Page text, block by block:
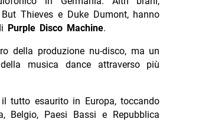
Thieves e Duke Dumont, hanno
Purple Disco Machine.
della produzione nu-disco, ma un
musica dance attraverso più
tutto esaurito in Europa, toccando
Belgio, Paesi Bassi e Repubblica